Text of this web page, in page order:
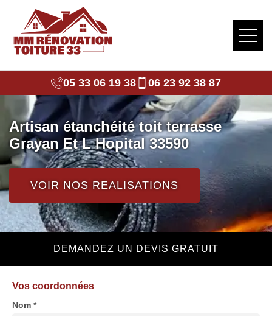
05 33 06 19 38 06 23 92 38 87
Artisan étanchéité toit terrasse
Grayan Et L Hopital 33590
VOIR NOS REALISATIONS
DEMANDEZ UN DEVIS GRATUIT
Vos coordonnées
Nom *